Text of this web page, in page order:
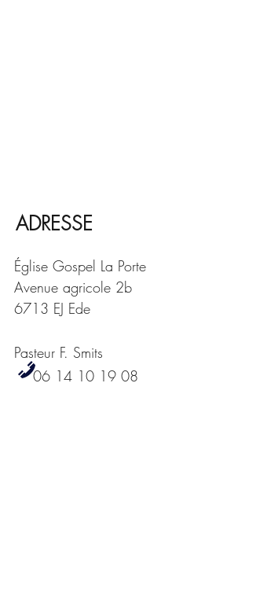
ADRESSE
Église Gospel La Porte
Avenue agricole 2b
6713 EJ Ede
Pasteur F. Smits
06 14 10 19 08